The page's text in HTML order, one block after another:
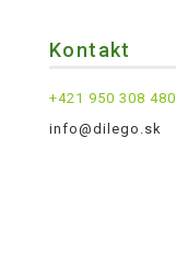
Kontakt
+421 950 308 480
info@dilego.sk